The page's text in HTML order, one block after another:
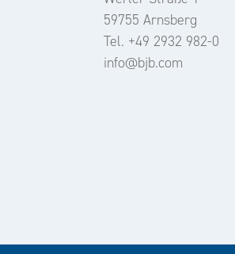
59755 Arnsberg
Tel. +49 2932 982-0
info@bjb.com